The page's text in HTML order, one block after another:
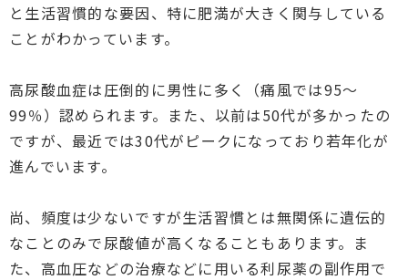
と生活習慣的な要因、特に肥満が大きく関与している
ことがわかっています。
高尿酸血症は圧倒的に男性に多く（痛風では95～
99％）認められます。また、以前は50代が多かったの
ですが、最近では30代がピークになっており若年化が
進んでいます。
尚、頻度は少ないですが生活習慣とは無関係に遺伝的
なことのみで尿酸値が高くなることもあります。ま
た、高血圧などの治療などに用いる利尿薬の副作用で